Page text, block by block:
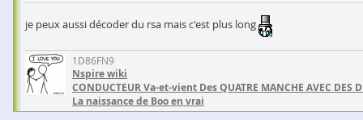
je peux aussi décoder du rsa mais c'est plus long
1D86FN9
Nspire wiki
CONDUCTEUR Va-et-vient Des QUATRE MANCHE AVEC DES
La naissance de Boo en vrai